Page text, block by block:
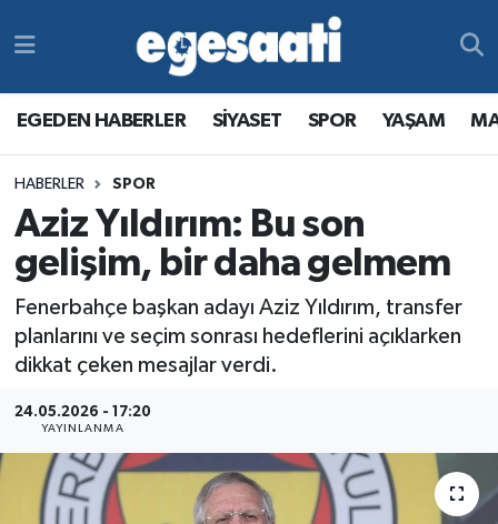
EGEDEN HABERLER SİYASET SPOR YAŞAM
HABERLER SPOR
Aziz Yıldırım: Bu son
gelişim, bir daha gelmem
Fenerbahçe başkan adayı Aziz Yıldırım, transfer
planlarını ve seçim sonrası hedeflerini açıklarken
dikkat çeken mesajlar verdi.
24.05.2026 - 17:20
YAYINLANMA
MAGAZİN
RESMİ REKLAMLAR
YAŞAM
MAGAZİN
RESMİ REKLAMLAR
Egemax TV
Tüm Manşetler
Son Dakika Haberleri
Haber Arşivi